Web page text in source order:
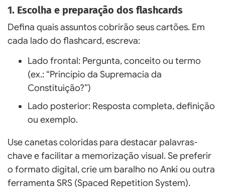
1. Escolha e preparação dos flashcards
Defina quais assuntos cobrirão seus cartões. Em
cada lado do flashcard, escreva:
Lado frontal: Pergunta, conceito ou termo
(ex.: “Princípio da Supremacia da
Constituição?”)
Lado posterior: Resposta completa, definição
ou exemplo.
Use canetas coloridas para destacar palavras-
chave e facilitar a memorização visual. Se preferir
o formato digital, crie um baralho no Anki ou outra
ferramenta SRS (Spaced Repetition System).